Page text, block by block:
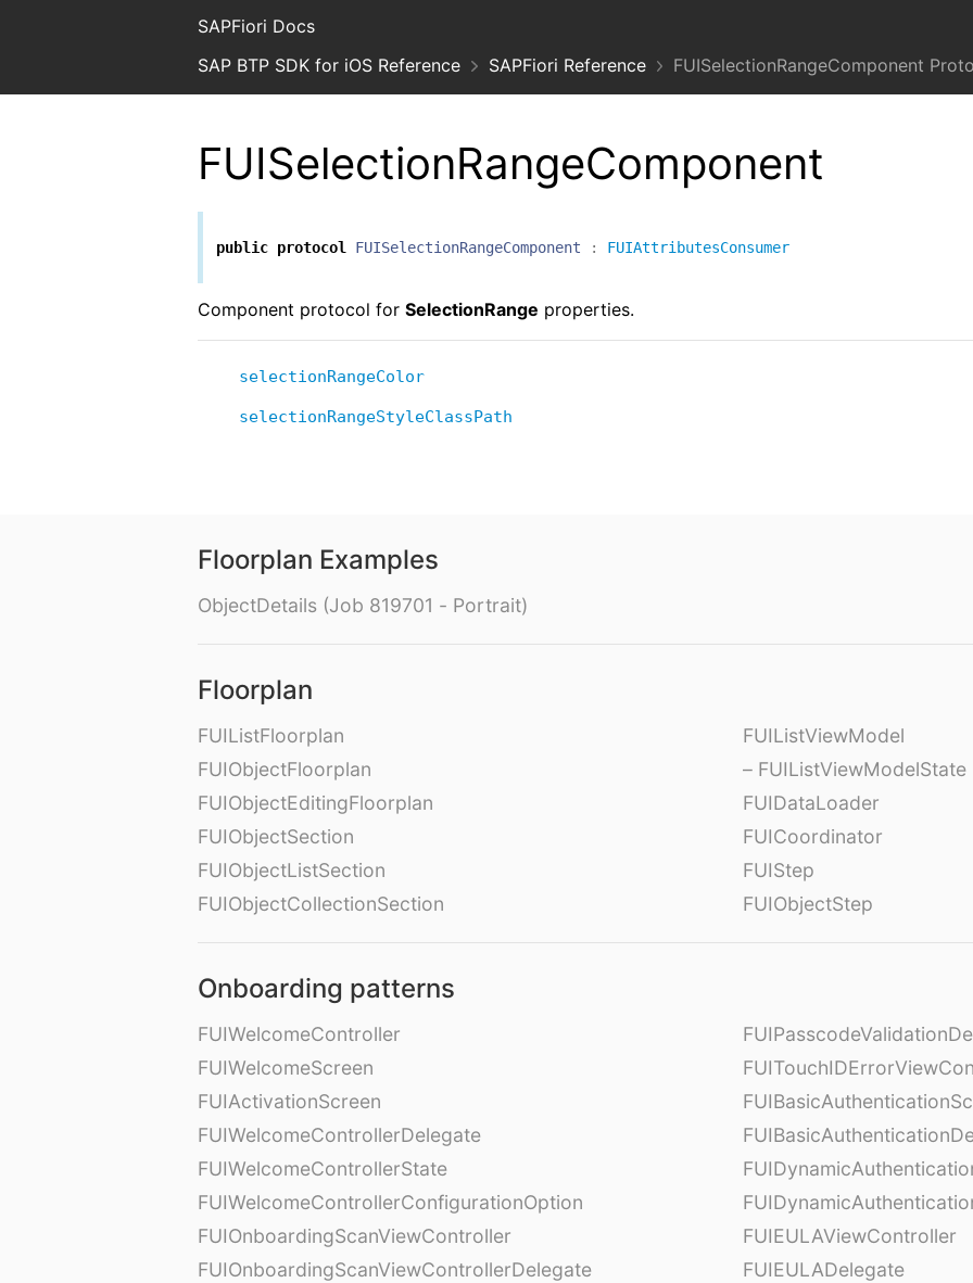
SAPFiori Docs
SAP BTP SDK for iOS Reference
SAPFiori Reference FUISelectionRangeComponent
FUISelectionRangeComponent
public protocol FUISelectionRangeComponent : FUIAttributesConsumer
Component protocol for SelectionRange properties.
selectionRangeColor
selectionRangeStyleClassPath
Floorplan Examples
ObjectDetails (Job 819701 - Portrait)
Floorplan
FUIListFloorplan
FUIObjectFloorplan
FUIObjectEditingFloorplan
FUIObjectSection
FUIObjectListSection
FUIObjectCollectionSection
FUIListViewModel
– FUIListViewModelState
FUIDataLoader
FUICoordinator
FUIStep
FUIObjectStep
Onboarding patterns
FUIWelcomeController
FUIWelcomeScreen
FUIActivationScreen
FUIWelcomeControllerDelegate
FUIWelcomeControllerState
FUIWelcomeControllerConfigurationOption
FUIOnboardingScanViewController
FUIOnboardingScanViewControllerDelegate
FUIEULAViewController
FUIEULADelegate